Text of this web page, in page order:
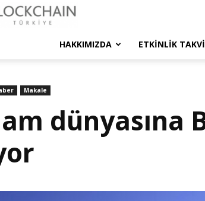
Türkiye
HAKKIMIZDA ETKINLIK
Makale
dünyasına